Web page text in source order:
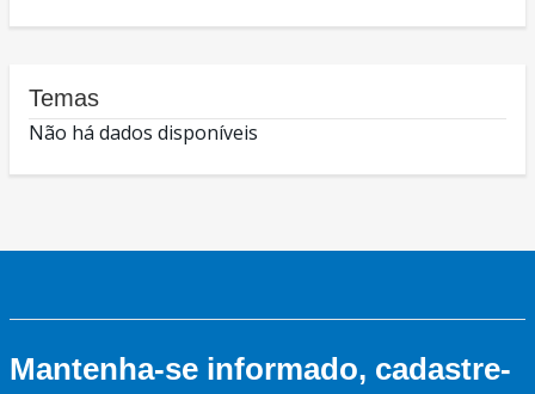
Temas
Não há dados disponíveis
Mantenha-se informado, cadastre-